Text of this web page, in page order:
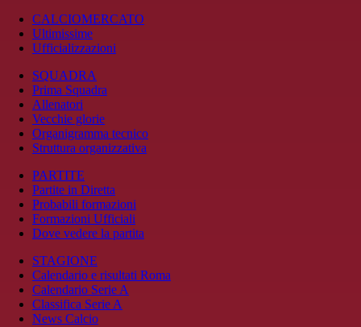
CALCIOMERCATO
Ultimissime
Ufficializzazioni
SQUADRA
Prima Squadra
Allenatori
Vecchie glorie
Organigramma tecnico
Struttura organizzativa
PARTITE
Partite in Diretta
Probabili formazioni
Formazioni Ufficiali
Dove vedere la partita
STAGIONE
Calendario e risultati Roma
Calendario Serie A
Classifica Serie A
News Calcio